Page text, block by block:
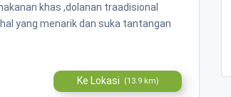
khas ,dolanan traadisional
yang menarik dan suka tantangan
Ke Lokasi (13.9 km)